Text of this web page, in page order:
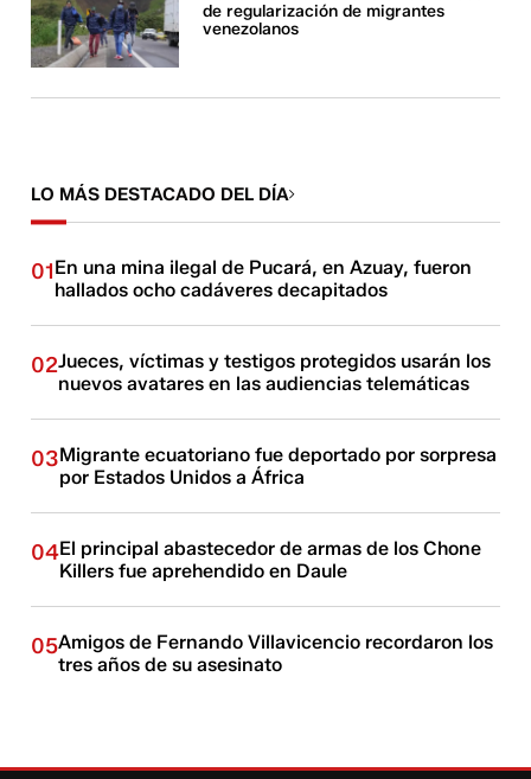
de regularización de migrantes
venezolanos
LO MÁS DESTACADO DEL DÍA
01En una mina ilegal de Pucará, en Azuay, fueron
hallados ocho cadáveres decapitados
02Jueces, víctimas y testigos protegidos usarán los
nuevos avatares en las audiencias telemáticas
03Migrante ecuatoriano fue deportado por sorpresa
por Estados Unidos a África
04El principal abastecedor de armas de los Chone
Killers fue aprehendido en Daule
05Amigos de Fernando Villavicencio recordaron los
tres años de su asesinato